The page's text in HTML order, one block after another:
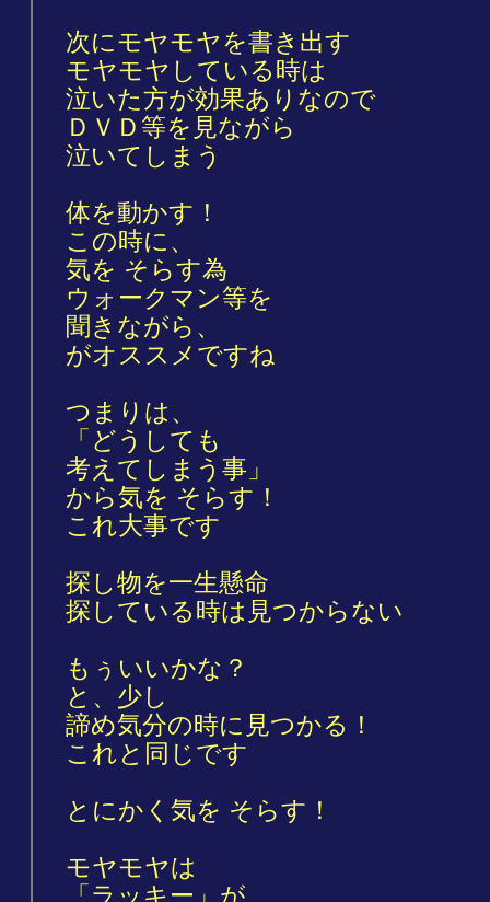
次にモヤモヤを書き出す
モヤモヤしている時は
泣いた方が効果ありなので
ＤＶＤ等を見ながら
泣いてしまう
体を動かす！
この時に、
気を そらす為
ウォークマン等を
聞きながら、
がオススメですね
つまりは、
「どうしても
考えてしまう事」
から気を そらす！
これ大事です
探し物を一生懸命
探している時は見つからない
もぅいいかな？
と、少し
諦め気分の時に見つかる！
これと同じです
とにかく気を そらす！
モヤモヤは
「ラッキー」が